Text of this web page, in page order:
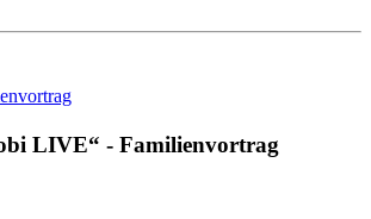
LIVE“ - Familienvortrag